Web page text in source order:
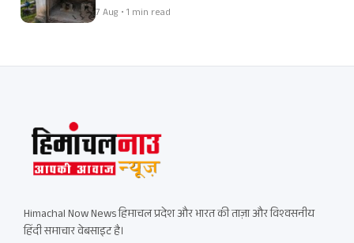
7 Aug • 1 min read
Himachal Now News हिमाचल प्रदेश और भारत की ताज़ा और विश्वसनीय
हिंदी समाचार वेबसाइट है।